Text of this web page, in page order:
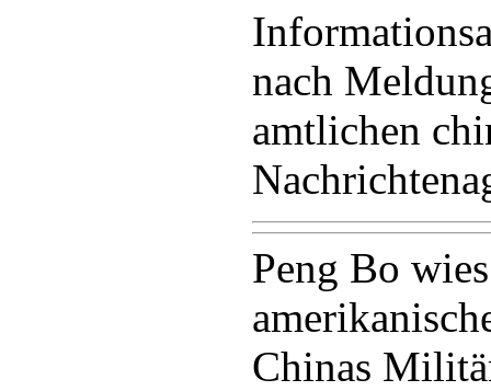
nach
amtlichen
Peng Bo
Chinas